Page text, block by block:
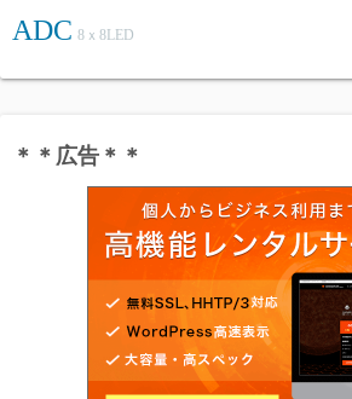
ADC 8ｘ8LED
＊＊広告＊＊